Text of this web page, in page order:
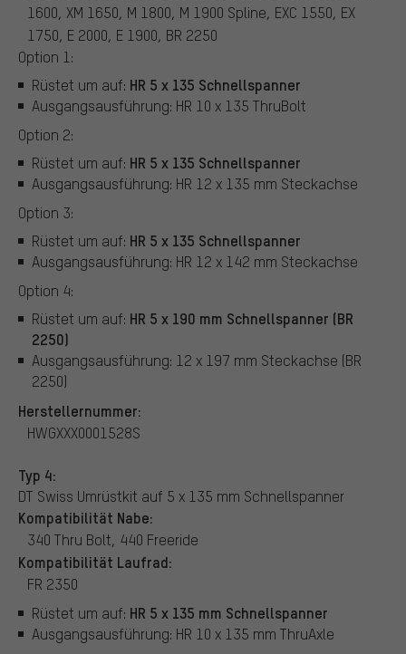
1600, XM 1650, M 1800, M 1900 Spline, EXC 1550, EX
1750, E 2000, E 1900, BR 2250
Option 1:
Rüstet um auf: HR 5 x 135 Schnellspanner
Ausgangsausführung: HR 10 x 135 ThruBolt
Option 2:
Rüstet um auf: HR 5 x 135 Schnellspanner
Ausgangsausführung: HR 12 x 135 mm Steckachse
Option 3:
Rüstet um auf: HR 5 x 135 Schnellspanner
Ausgangsausführung: HR 12 x 142 mm Steckachse
Option 4:
Rüstet um auf: HR 5 x 190 mm Schnellspanner (BR
2250)
Ausgangsausführung: 12 x 197 mm Steckachse (BR
2250)
Herstellernummer:
HWGXXX0001528S
Typ 4:
DT Swiss Umrüstkit auf 5 x 135 mm Schnellspanner
Kompatibilität Nabe:
340 Thru Bolt, 440 Freeride
Kompatibilität Laufrad:
FR 2350
Rüstet um auf: HR 5 x 135 mm Schnellspanner
Ausgangsausführung: HR 10 x 135 mm ThruAxle